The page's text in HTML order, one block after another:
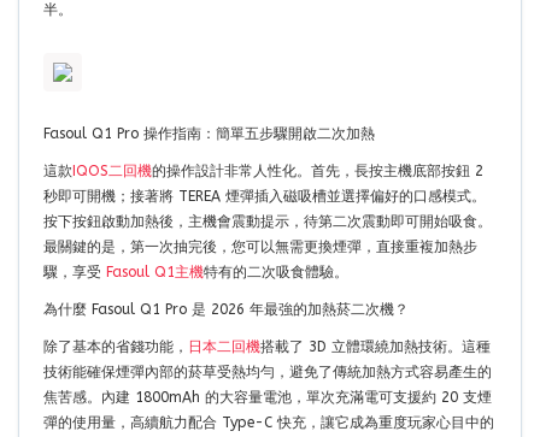
半。
Fasoul Q1 Pro 操作指南：簡單五步驟開啟二次加熱
這款 IQOS二回機的操作設計非常人性化。首先，長按主機底部按鈕 2
秒即可開機；接著將 TEREA 煙彈插入磁吸槽並選擇偏好的口感模式。
按下按鈕啟動加熱後，主機會震動提示，待第二次震動即可開始吸食。
最關鍵的是，第一次抽完後，您可以無需更換煙彈，直接重複加熱步
驟，享受 Fasoul Q1主機特有的二次吸食體驗。
為什麼 Fasoul Q1 Pro 是 2026 年最強的加熱菸二次機？
除了基本的省錢功能， 日本二回機搭載了 3D 立體環繞加熱技術。這種
技術能確保煙彈內部的菸草受熱均勻，避免了傳統加熱方式容易產生的
焦苦感。內建 1800mAh 的大容量電池，單次充滿電可支援約 20 支煙
彈的使用量，高續航力配合 Type-C 快充，讓它成為重度玩家心目中的